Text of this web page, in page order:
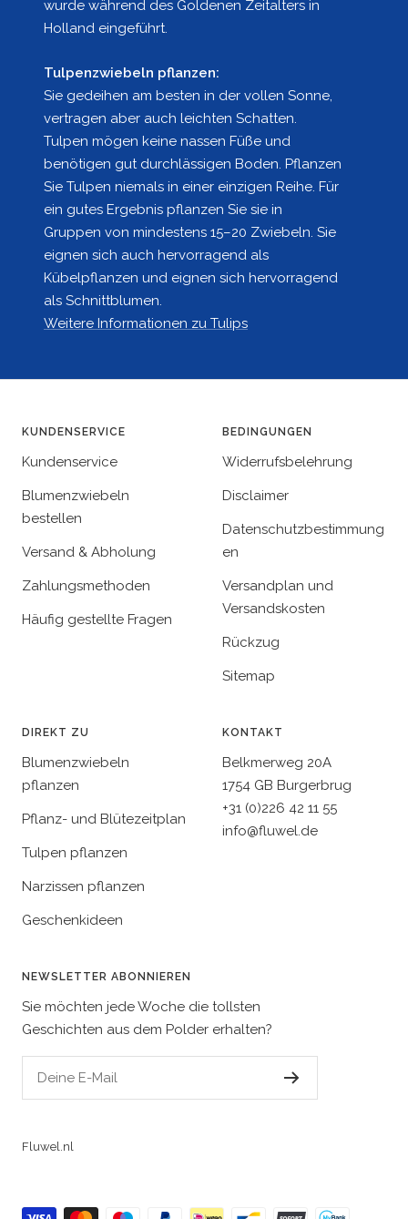
wurde während des Goldenen Zeitalters in
Holland eingeführt.
Tulpenzwiebeln pflanzen:
Sie gedeihen am besten in der vollen Sonne,
vertragen aber auch leichten Schatten.
Tulpen mögen keine nassen Füße und
benötigen gut durchlässigen Boden. Pflanzen
Sie Tulpen niemals in einer einzigen Reihe. Für
ein gutes Ergebnis pflanzen Sie sie in
Gruppen von mindestens 15–20 Zwiebeln. Sie
eignen sich auch hervorragend als
Kübelpflanzen und eignen sich hervorragend
als Schnittblumen.
Weitere Informationen zu Tulips
KUNDENSERVICE
Kundenservice
Blumenzwiebeln
bestellen
Versand & Abholung
Zahlungsmethoden
Häufig gestellte Fragen
BEDINGUNGEN
Widerrufsbelehrung
Disclaimer
Datenschutzbestimmung
en
Versandplan und
Versandskosten
Rückzug
Sitemap
DIREKT ZU
Blumenzwiebeln
pflanzen
Pflanz- und Blütezeitplan
Tulpen pflanzen
Narzissen pflanzen
Geschenkideen
KONTAKT
Belkmerweg 20A
1754 GB Burgerbrug
+31 (0)226 42 11 55
info@fluwel.de
NEWSLETTER ABONNIEREN
Sie möchten jede Woche die tollsten
Geschichten aus dem Polder erhalten?
Deine E-Mail
Fluwel.nl